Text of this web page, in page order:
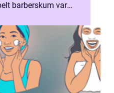
barberskum var